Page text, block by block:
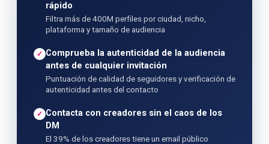
rápido
Filtra más de 400M perfiles por ciudad, nicho,
plataforma y tamaño de audiencia
✓ Comprueba la autenticidad de la audiencia
antes de cualquier invitación
Puntuación de calidad de seguidores y verificación de
autenticidad antes del contacto
✓ Contacta con creadores sin el caos de los
DM
El 39% de los creadores tiene un email público